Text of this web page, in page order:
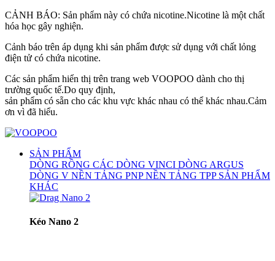
CẢNH BÁO: Sản phẩm này có chứa nicotine.Nicotine là một chất
hóa học gây nghiện.
Cảnh báo trên áp dụng khi sản phẩm được sử dụng với chất lỏng
điện tử có chứa nicotine.
Các sản phẩm hiển thị trên trang web VOOPOO dành cho thị
trường quốc tế.Do quy định,
sản phẩm có sẵn cho các khu vực khác nhau có thể khác nhau.Cảm
ơn vì đã hiểu.
SẢN PHẨM
DÒNG RỒNG CÁC DÒNG VINCI DÒNG ARGUS
DÒNG V NỀN TẢNG PNPNỀN TẢNG TPP SẢN PHẨM
KHÁC
Kéo Nano 2